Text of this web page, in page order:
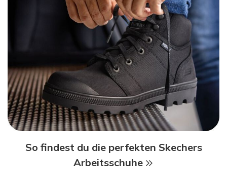
So findest du die perfekten Skechers
Arbeitsschuhe